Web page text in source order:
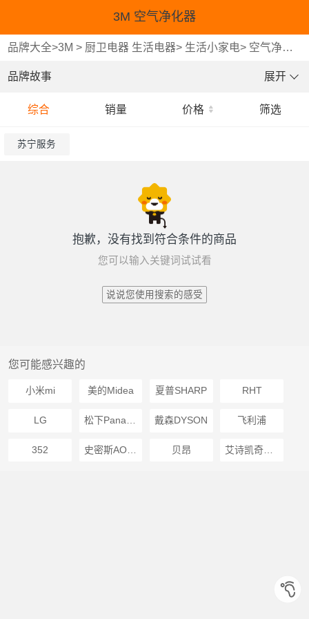
3M 空气净化器
品牌大全>3M > 厨卫电器 生活电器> 生活小家电> 空气净化器
品牌故事 展开
综合 销量 价格 筛选
苏宁服务
抱歉，没有找到符合条件的商品
您可以输入关键词试试看
说说您使用搜索的感受
您可能感兴趣的
小米mi 美的Midea 夏普SHARP RHT
LG 戴森DYSON 飞利浦
352 史密斯AOSMITH 贝昂